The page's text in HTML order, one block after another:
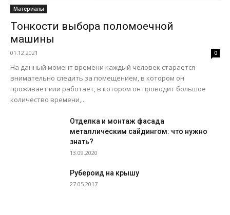
Материалы
Тонкости выбора поломоечной
машины
01.12.2021 0
На данный момент времени каждый человек старается
внимательно следить за помещением, в котором он
проживает или работает, в котором он проводит большое
количество времени,...
Отделка и монтаж фасада
металлическим сайдингом: что нужно
знать?
13.09.2020
Рубероид на крышу
27.05.2017